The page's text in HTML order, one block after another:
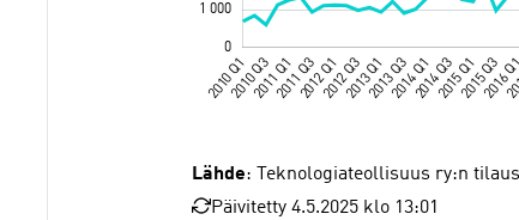
Lähde: Teknologiateollisuus ry:n
Päivitetty 4.5.2025 klo 13:01